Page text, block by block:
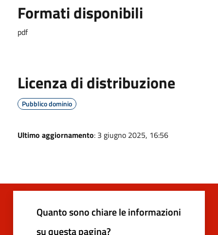
Formati disponibili
pdf
Licenza di distribuzione
Pubblico dominio
Ultimo aggiornamento: 3 giugno 2025, 16:56
Quanto sono chiare le informazioni
su questa pagina?